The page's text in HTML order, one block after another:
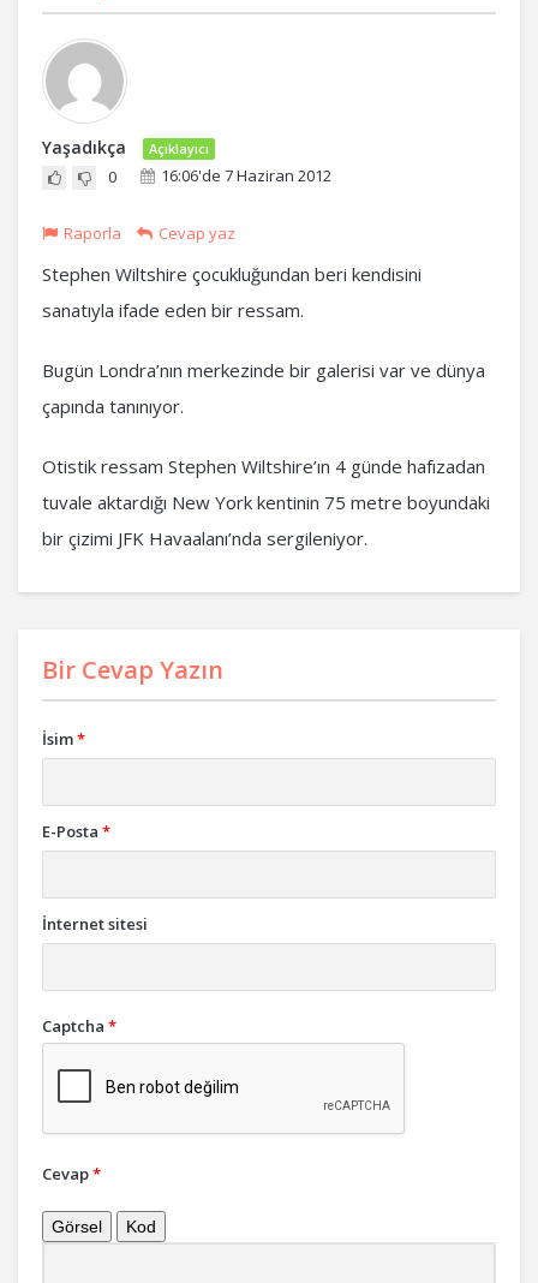
Yaşadıkça Açıklayıcı
0 16:06'de 7 Haziran 2012
Raporla Cevap yaz
Stephen Wiltshire çocukluğundan beri kendisini
sanatıyla ifade eden bir ressam.
Bugün Londra’nın merkezinde bir galerisi var ve dünya
çapında tanınıyor.
Otistik ressam Stephen Wiltshire’ın 4 günde hafızadan
tuvale aktardığı New York kentinin 75 metre boyundaki
bir çizimi JFK Havaalanı’nda sergileniyor.
Bir Cevap Yazın
İsim*
E-Posta *
İnternet sitesi
Captcha *
Cevap*
Görsel Kod